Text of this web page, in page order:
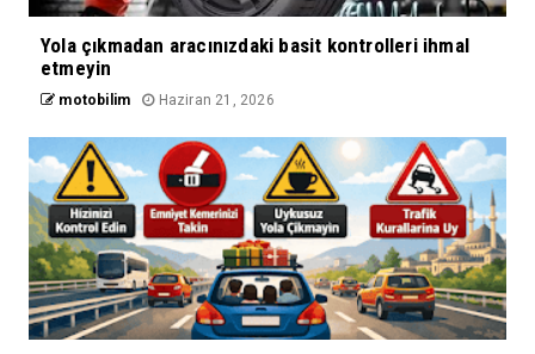
Yola çıkmadan aracınızdaki basit kontrolleri ihmal
etmeyin
motobilim Haziran 21, 2026